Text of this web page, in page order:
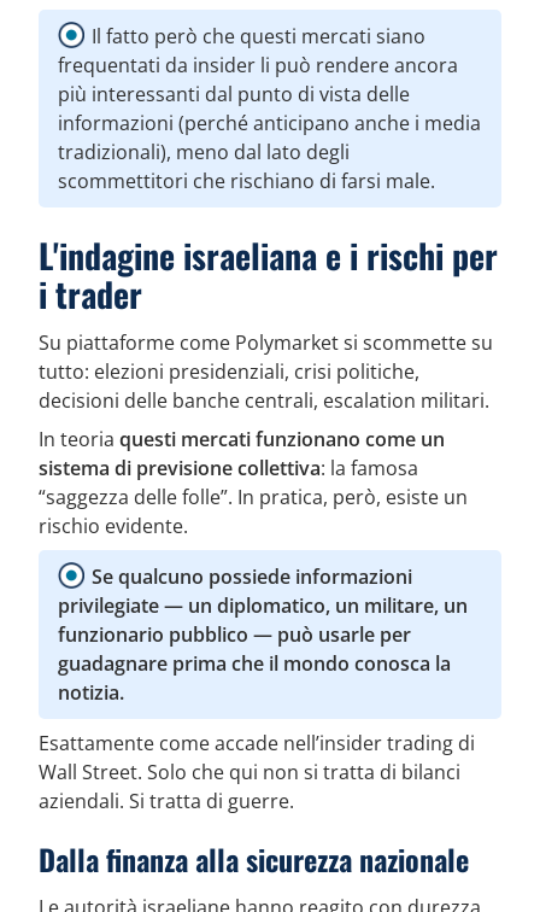
Il fatto però che questi mercati siano
frequentati da insider li può rendere ancora
più interessanti dal punto di vista delle
informazioni (perché anticipano anche i media
tradizionali), meno dal lato degli
scommettitori che rischiano di farsi male.
L'indagine israeliana e i rischi per
i trader
Su piattaforme come Polymarket si scommette su
tutto: elezioni presidenziali, crisi politiche,
decisioni delle banche centrali, escalation militari.
In teoria questi mercati funzionano come un
sistema di previsione collettiva: la famosa
“saggezza delle folle”. In pratica, però, esiste un
rischio evidente.
Se qualcuno possiede informazioni
privilegiate — un diplomatico, un militare, un
funzionario pubblico — può usarle per
guadagnare prima che il mondo conosca la
notizia.
Esattamente come accade nell’insider trading di
Wall Street. Solo che qui non si tratta di bilanci
aziendali. Si tratta di guerre.
Dalla finanza alla sicurezza nazionale